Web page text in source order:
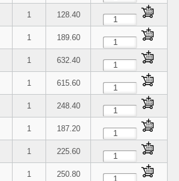
1 128.40
1 189.60
1 632.40
1 615.60
1 248.40
1 187.20
1 225.60
1 250.80